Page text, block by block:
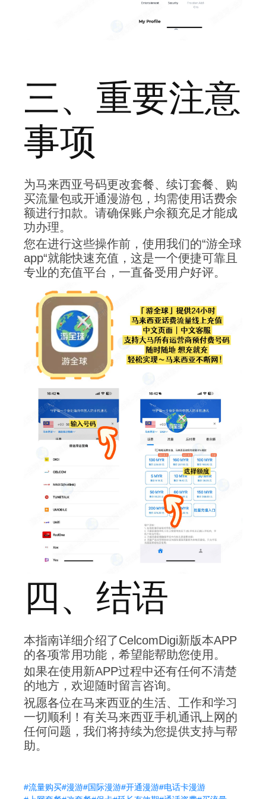
三、重要注意
事项
为马来西亚号码更改套餐、续订套餐、购
买流量包或开通漫游包，均需使用话费余
额进行扣款。请确保账户余额充足才能成
功办理。
您在进行这些操作前，使用我们的“游全球
app“就能快速充值，这是一个便捷可靠且
专业的充值平台，一直备受用户好评。
四、结语
本指南详细介绍了CelcomDigi新版本APP
的各项常用功能，希望能帮助您使用。
如果在使用新APP过程中还有任何不清楚
的地方，欢迎随时留言咨询。
祝愿各位在马来西亚的生活、工作和学习
一切顺利！有关马来西亚手机通讯上网的
任何问题，我们将持续为您提供支持与帮
助。
#流量购买#漫游#国际漫游#开通漫游#电话卡漫游